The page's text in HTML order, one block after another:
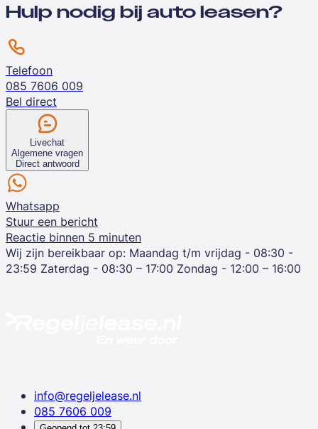
Hulp nodig bij auto leasen?
Telefoon
085 7606 009
Bel direct
Livechat
Algemene vragen
Direct antwoord
Whatsapp
Stuur een bericht
Reactie binnen 5 minuten
Wij zijn bereikbaar op: Maandag t/m vrijdag - 08:30 -
23:59 Zaterdag - 08:30 – 17:00 Zondag - 12:00 – 16:00
info@regeljelease.nl
085 7606 009